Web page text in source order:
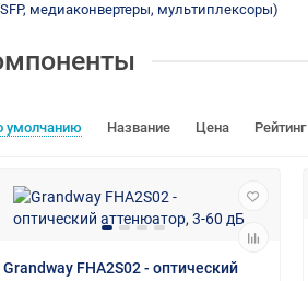
медиаконвертеры, мультиплексоры)
умолчанию Название Цена Рейтинг
Grandway FHA2S02 - оптический